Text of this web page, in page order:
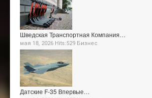
Шведская Транспортная Компания…
мая 18, 2026 Hits:529 Бизнес
Датские F-35 Впервые…